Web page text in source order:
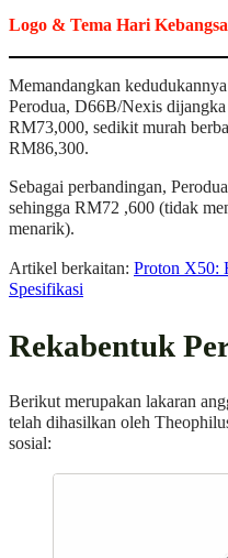
Logo & Tema Hari
Memandangkan
Perodua, D66B/Nexis
RM73,000, sedikit murah
RM86,300.
Sebagai perbandingan,
sehingga RM72 ,600 (tidak
menarik).
Artikel berkaitan: Proton X50:
Spesifikasi
Rekabentuk
Berikut merupakan lakaran
telah dihasilkan oleh
sosial: